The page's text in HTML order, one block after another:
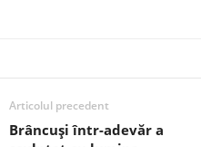
Articolul precedent
Brâncuși într-adevăr a